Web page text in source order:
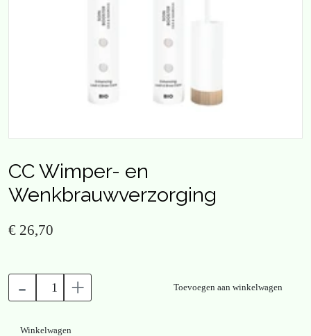
CC Wimper- en
Wenkbrauwverzorging
€ 26,70
- + Toevoegen aan winkelwagen
Winkelwagen